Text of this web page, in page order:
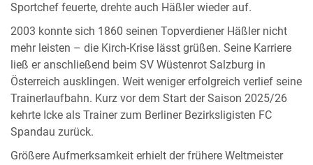
Sportchef feuerte, drehte auch Häßler wieder auf.
2003 konnte sich 1860 seinen Topverdiener Häßler nicht
mehr leisten – die Kirch-Krise lässt grüßen. Seine Karriere
ließ er anschließend beim SV Wüstenrot Salzburg in
Österreich ausklingen. Weit weniger erfolgreich verlief seine
Trainerlaufbahn. Kurz vor dem Start der Saison 2025/26
kehrte Icke als Trainer zum Berliner Bezirksligisten FC
Spandau zurück.
Größere Aufmerksamkeit erhielt der frühere Weltmeister